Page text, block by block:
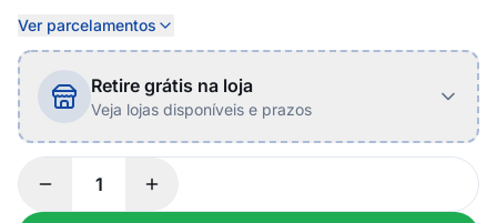
Ver parcelamentos
Retire grátis na loja
Veja lojas disponíveis e prazos